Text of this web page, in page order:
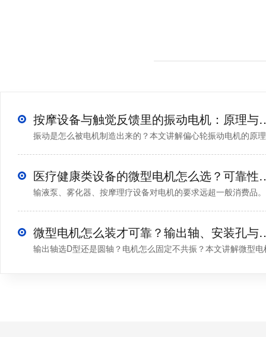
按摩设备与触
振动是怎么被电机制造出来的？本文讲解偏心轮振动电机的原
医疗健康类设
输液泵、雾化器、按摩理疗设备对电机的要求远超一般消费品
微型电机怎么装
输出轴选D型还是圆轴？电机怎么固定不共振？本文讲解微型